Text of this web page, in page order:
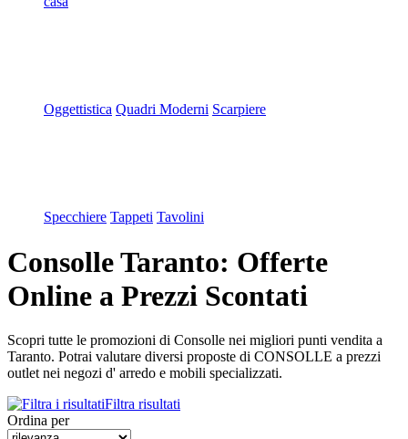
Oggettistica Quadri Moderni Scarpiere
Specchiere Tappeti Tavolini
Consolle Taranto: Offerte
Online a Prezzi Scontati
Scopri tutte le promozioni di Consolle nei migliori punti vendita a
Taranto. Potrai valutare diversi proposte di CONSOLLE a prezzi
outlet nei negozi d' arredo e mobili specializzati.
Filtra risultati
Ordina per